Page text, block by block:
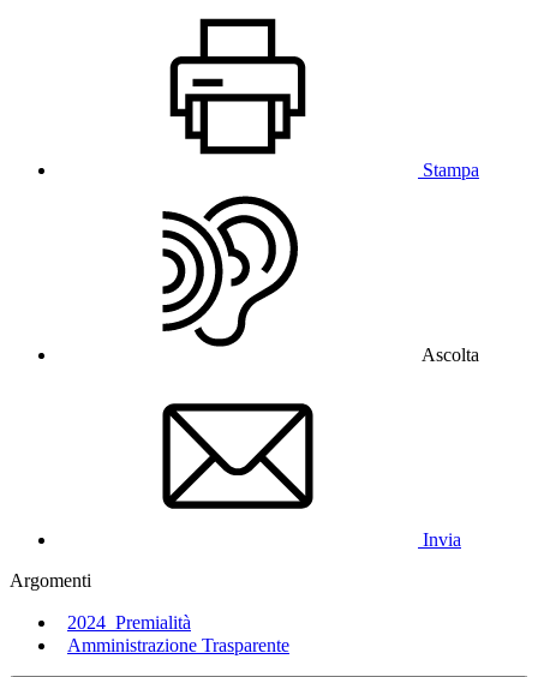
Stampa
Ascolta
Invia
Argomenti
2024_Premialità
Amministrazione Trasparente